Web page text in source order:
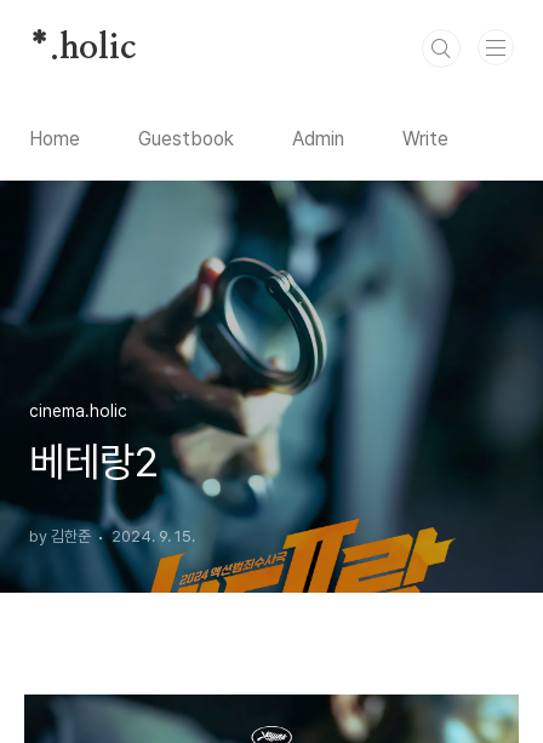
*.holic
Home Guestbook Admin Write
cinema.holic
베테랑2
by 김한준 2024. 9. 15.